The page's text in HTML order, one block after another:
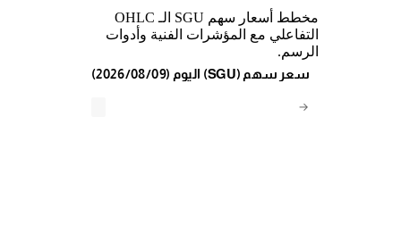
مخطط أسعار سهم SGU الـ OHLC
التفاعلي مع المؤشرات الفنية وأدوات
الرسم.
→
(2026/08/09) اليوم (SGU) سعر سهم